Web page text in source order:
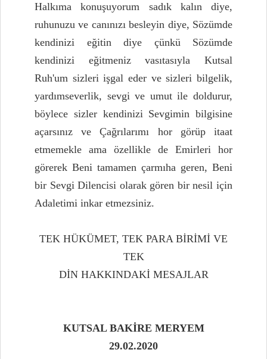
Halkıma konuşuyorum sadık kalın diye,
ruhunuzu ve canınızı besleyin diye, Sözümde
kendinizi eğitin diye çünkü Sözümde
kendinizi eğitmeniz vasıtasıyla Kutsal
Ruh'um sizleri işgal eder ve sizleri bilgelik,
yardımseverlik, sevgi ve umut ile doldurur,
böylece sizler kendinizi Sevgimin bilgisine
açarsınız ve Çağrılarımı hor görüp itaat
etmemekle ama özellikle de Emirleri hor
görerek Beni tamamen çarmıha geren, Beni
bir Sevgi Dilencisi olarak gören bir nesil için
Adaletimi inkar etmezsiniz.
TEK HÜKÜMET, TEK PARA BİRİMİ VE
TEK
DİN HAKKINDAKİ MESAJLAR
KUTSAL BAKİRE MERYEM
29.02.2020